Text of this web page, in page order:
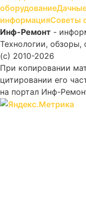
оборудование
информацияСоветы
Инф-Ремонт -
Технологии, обзоры,
(c) 2010-2026
При копировании
цитировании его
на портал Инф-